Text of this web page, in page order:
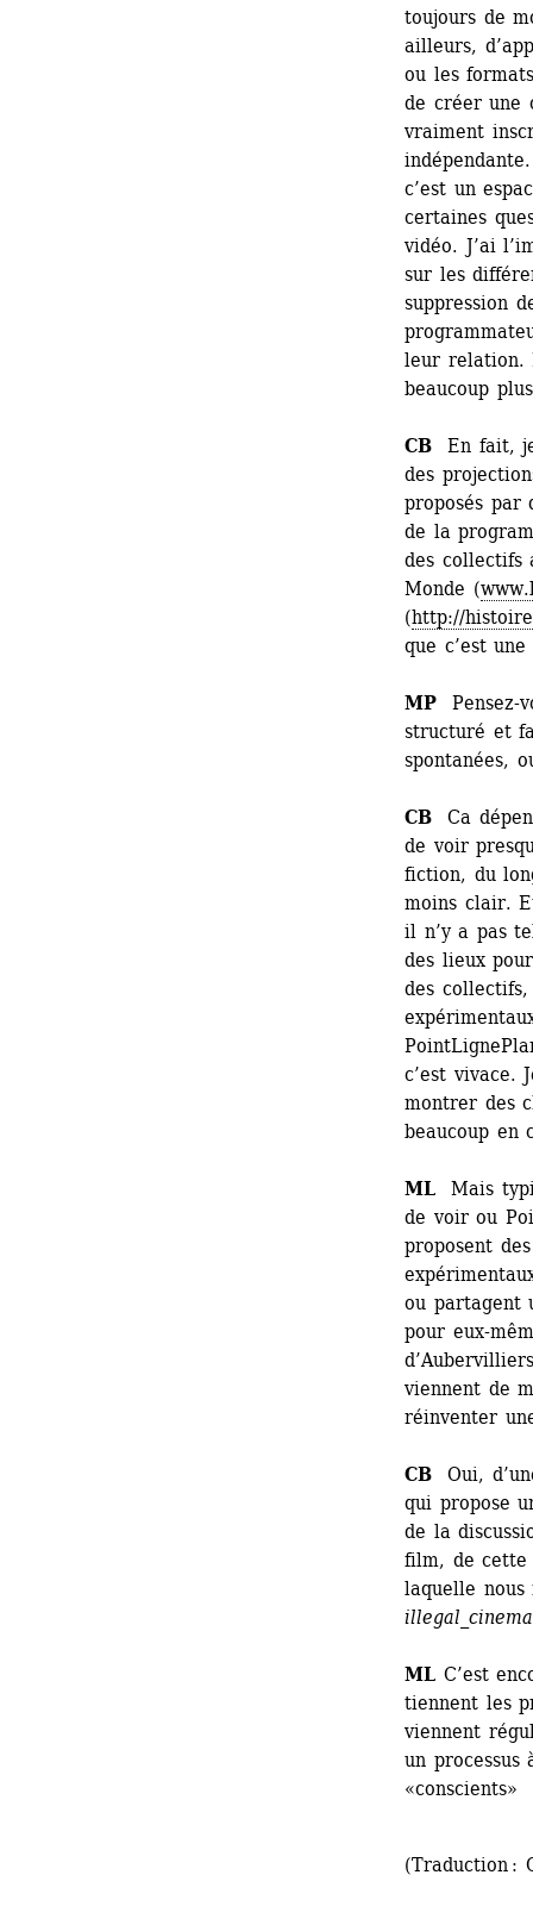
toujours de
ailleurs,
ou les
de créer une
vraiment
c’est un
certaines
vidéo. J’ai
sur les
suppression
leur relation.
beaucoup
CB En fait,
des
proposés par
de la
des collectifs
Monde (
(http://
que c’est
MP Pensez-
structuré et
spontanées,
CB Ca
de voir
fiction, du
moins clair.
il n’y a pas
des lieux
des
c’est vivace.
montrer des
beaucoup en
ML Mais
de voir ou
proposent
ou partagent
pour eux-
viennent de
réinventer
CB Oui,
qui propose
de la
film, de cette
laquelle nous
illegal_cinema
ML C’est
tiennent les
viennent
un processus
«conscients»
(Traduction :